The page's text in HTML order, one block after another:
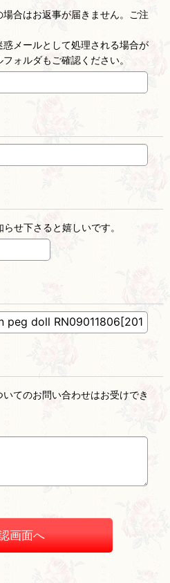
合はお返事が届きません。ご注
メールとして処理される場合が
ォルダもご確認ください。
せ下さると嬉しいです。
てのお問い合わせはお受けでき
画面へ